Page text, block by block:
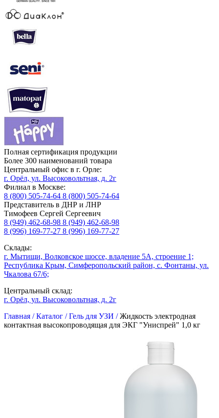
Полная сертификация продукции
Более 300 наименований товара
Центральный офис в г. Орле:
г. Орёл, ул. Высоковольтная, д. 2г
Филиал в Москве:
8 (800) 505-74-64 8 (800) 505-74-64
Представитель в ДНР и ЛНР
Тимофеев Сергей Сергеевич
8 (949) 462-68-98 8 (949) 462-68-98
8 (996) 169-77-27 8 (996) 169-77-27
Склады:
г. Мытищи, Волковское шоссе, владение 5А, строение 1;
Республика Крым, Симферопольский район, с. Фонтаны, ул.
Чкалова 67/6;
Центральный склад:
г. Орёл, ул. Высоковольтная, д. 2г
Главная /Каталог /Гель для УЗИ /Жидкость электродная
контактная высокопроводящая для ЭКГ "Униспрей" 1,0 кг